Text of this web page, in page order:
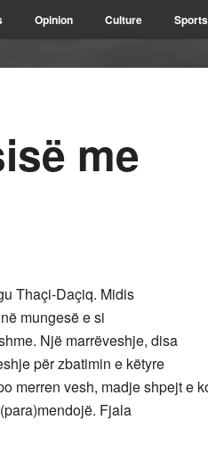
Opinion Culture Sports
me
Thaçi-Daçiq. Midis
mungesë e si
Një marrëveshje, disa
për zbatimin e këtyre
merren vesh, madje shpejt e
Fjala